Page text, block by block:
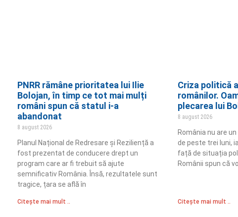
PNRR rămâne prioritatea lui Ilie
Bolojan, în timp ce tot mai mulți
români spun că statul i-a
abandonat
8 august 2026
Planul Național de Redresare și Reziliență a
fost prezentat de conducere drept un
program care ar fi trebuit să ajute
semnificativ România. Însă, rezultatele sunt
tragice, țara se află în
Citește mai mult ..
Criza politică
românilor.
plecarea lui
8 august 2026
România nu are
de peste trei luni,
față de situația
Românii spun că
Citește mai mult ..